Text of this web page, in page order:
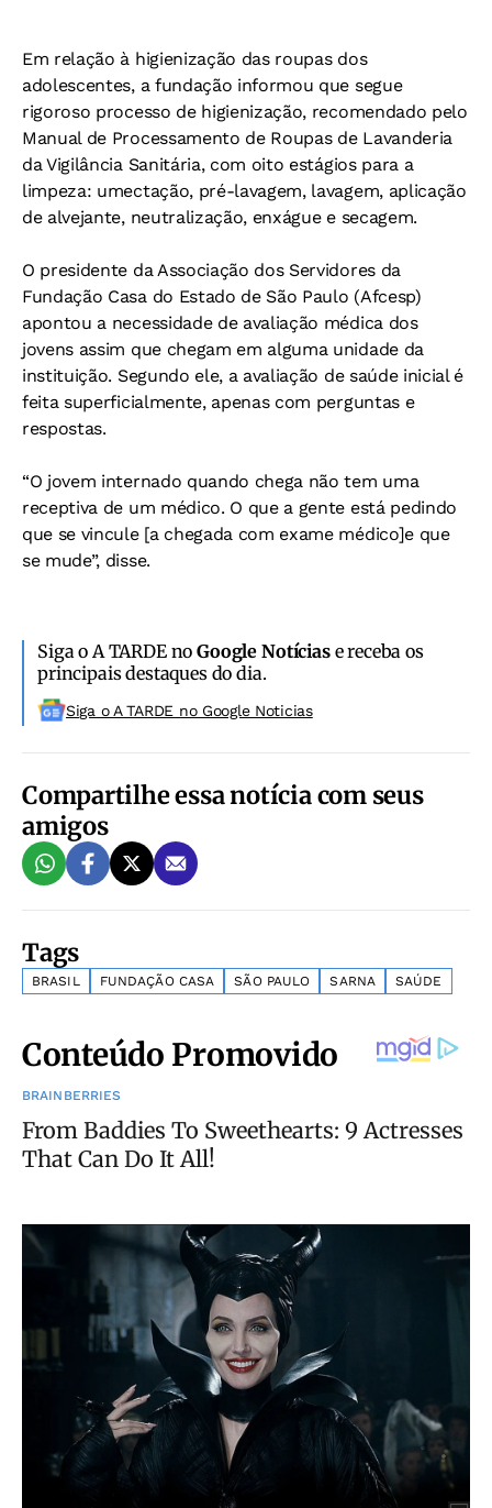
Em relação à higienização das roupas dos
adolescentes, a fundação informou que segue
rigoroso processo de higienização, recomendado pelo
Manual de Processamento de Roupas de Lavanderia
da Vigilância Sanitária, com oito estágios para a
limpeza: umectação, pré-lavagem, lavagem, aplicação
de alvejante, neutralização, enxágue e secagem.
O presidente da Associação dos Servidores da
Fundação Casa do Estado de São Paulo (Afcesp)
apontou a necessidade de avaliação médica dos
jovens assim que chegam em alguma unidade da
instituição. Segundo ele, a avaliação de saúde inicial é
feita superficialmente, apenas com perguntas e
respostas.
“O jovem internado quando chega não tem uma
receptiva de um médico. O que a gente está pedindo
que se vincule [a chegada com exame médico]e que
se mude”, disse.
Siga o A TARDE noGoogle Notíciase receba os
principais destaques do dia.
Siga o A TARDE no Google Noticias
Compartilhe essa notícia com seus
amigos
Tags
BRASIL FUNDAÇÃO CASA SÃO PAULO SARNA SAÚDE